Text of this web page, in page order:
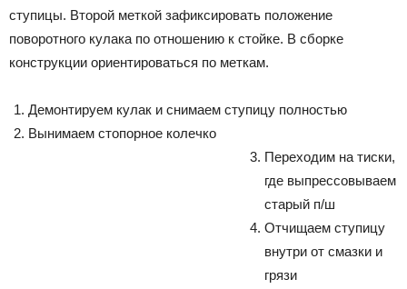
ступицы. Второй меткой зафиксировать положение
поворотного кулака по отношению к стойке. В сборке
конструкции ориентироваться по меткам.
Демонтируем кулак и снимаем ступицу полностью
Вынимаем стопорное колечко
Переходим на тиски,
где выпрессовываем
старый п/ш
Отчищаем ступицу
внутри от смазки и
грязи